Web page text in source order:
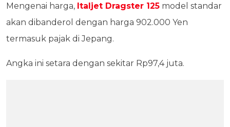
Mengenai harga, Italjet Dragster 125 model standar
akan dibanderol dengan harga 902.000 Yen
termasuk pajak di Jepang.
Angka ini setara dengan sekitar Rp97,4 juta.